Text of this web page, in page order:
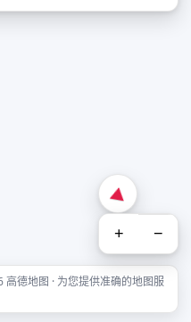
+ −
德地图 · 为您提供准确的地图服